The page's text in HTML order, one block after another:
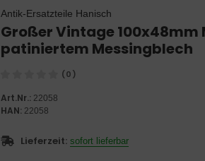
Antik-Ersatzteile Hanisch
Großer Vintage
patiniertem Messingblech
(0)
Art.Nr.: 22058
HAN: 22058
Lieferzeit: sofort lieferbar